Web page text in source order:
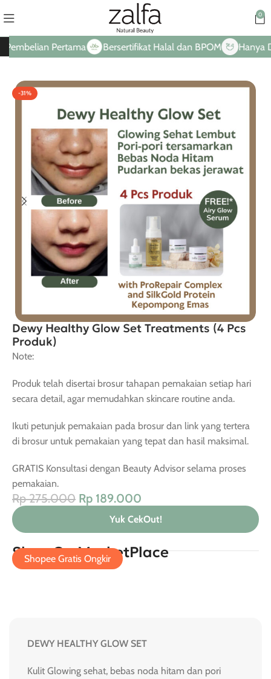
0
Pertama Bersertifikat Halal dan BPOM Hanya Dari
-31%
Dewy Healthy Glow Set Treatments (4 Pcs
Produk)
Note:
Produk telah disertai brosur tahapan pemakaian setiap hari
secara detail, agar memudahkan skincare routine anda.
Ikuti petunjuk pemakaian pada brosur dan link yang tertera
di brosur untuk pemakaian yang tepat dan hasil maksimal.
GRATIS Konsultasi dengan Beauty Advisor selama proses
pemakaian.
Rp275.000 Rp 189.000
Yuk CekOut!
Shop On MarketPlace
Shopee Gratis Ongkir
DEWY HEALTHY GLOW SET
Kulit Glowing sehat, bebas noda hitam dan pori